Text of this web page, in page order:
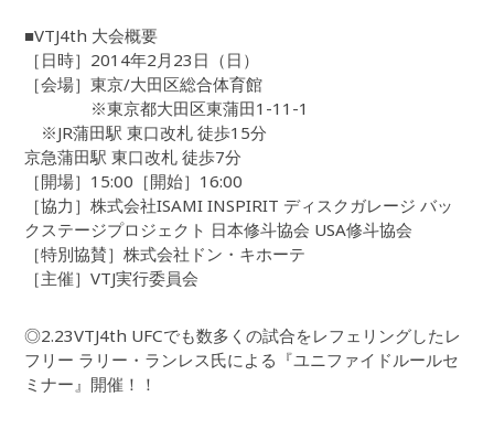
■VTJ4th 大会概要
［日時］2014年2月23日（日）
［会場］東京/大田区総合体育館
※東京都大田区東蒲田1-11-1
※JR蒲田駅 東口改札 徒歩15分
京急蒲田駅 東口改札 徒歩7分
［開場］15:00［開始］16:00
［協力］株式会社ISAMI INSPIRIT ディスクガレージ バッ
クステージプロジェクト 日本修斗協会 USA修斗協会
［特別協賛］株式会社ドン・キホーテ
［主催］VTJ実行委員会
◎2.23VTJ4th UFCでも数多くの試合をレフェリングしたレ
フリー ラリー・ランレス氏による『ユニファイドルールセ
ミナー』開催！！